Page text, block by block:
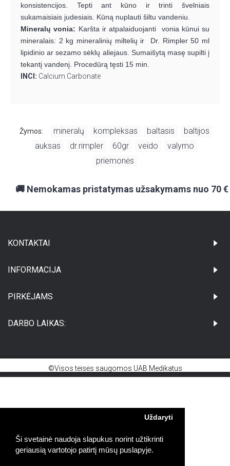
Ši svetainė naudoja slapukus norint užtikrinti
geriausią vartotojo patirtį mūsų puslapyje.
Uždaryti
konsistencijos. Tepti ant kūno ir trinti švelniais
sukamaisiais judesiais. Kūną nuplauti šiltu vandeniu.
Mineralų vonia: Karšta ir atpalaiduojanti vonia kūnui su
mineralais: 2 kg mineralinių miltelių ir Dr. Rimpler 50 ml
lipidinio ar sezamo sėklų aliejaus. Sumaišytą masę supilti į
tekantį vandenį. Procedūrą tęsti 15 min.
INCI: Calcium Carbonate
Žymos: mineralų kompleksas baltasis baltijos
auksas dr.rimpler 60gr veido valymo
priemonės
🚚 Nemokamas pristatymas užsakymams nuo 70 €
KONTAKTAI
INFORMACIJA
PIRKĖJAMS
DARBO LAIKAS:
©Visos teisės saugomos UAB Medikatus